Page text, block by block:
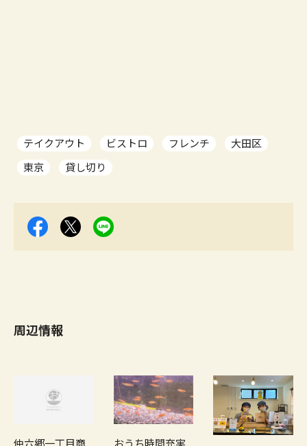
テイクアウト ビストロ フレンチ
大田区
東京
貸し切り
周辺情報
仲六郷一丁目商 おうち時間充実